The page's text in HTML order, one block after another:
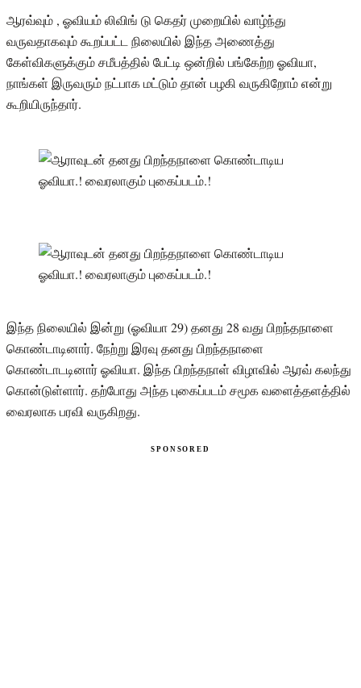
ஆரவ்வும் , ஓவியம் லிவிங் டு கெதர் முறையில் வாழ்ந்து
வருவதாகவும் கூறப்பட்ட நிலையில் இந்த அணைத்து
கேள்விகளுக்கும் சமீபத்தில் பேட்டி ஒன்றில் பங்கேற்ற ஓவியா,
நாங்கள் இருவரும் நட்பாக மட்டும் தான் பழகி வருகிறோம் என்று
கூறியிருந்தார்.
இந்த நிலையில் இன்று (ஓவியா 29) தனது 28 வது பிறந்தநாளை
கொண்டாடினார். நேற்று இரவு தனது பிறந்தநாளை
கொண்டாடடினார் ஓவியா. இந்த பிறந்தநாள் விழாவில் ஆரவ் கலந்து
கொன்டுள்ளார். தற்போது அந்த புகைப்படம் சமூக வளைத்தளத்தில்
வைரலாக பரவி வருகிறது.